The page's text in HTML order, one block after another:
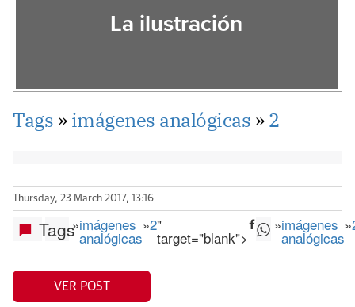
La ilustración
Tags »imágenes analógicas »2
Thursday, 23 March 2017, 13:16
Tags»imágenes
analógicas
»2"
target="blank">
»imágenes
analógicas
»
VER POST